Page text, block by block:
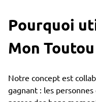
Pourquoi
Mon Toutou
Notre concept est
gagnant : les